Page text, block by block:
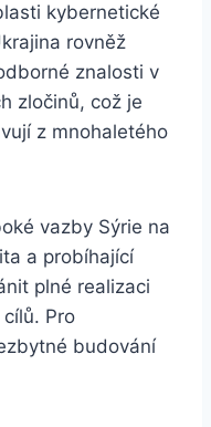
kybernetické
rovněž
znalosti v
zločinů, což je
z mnohaletého
vazby Sýrie na
a probíhající
plné realizaci
Pro
budování